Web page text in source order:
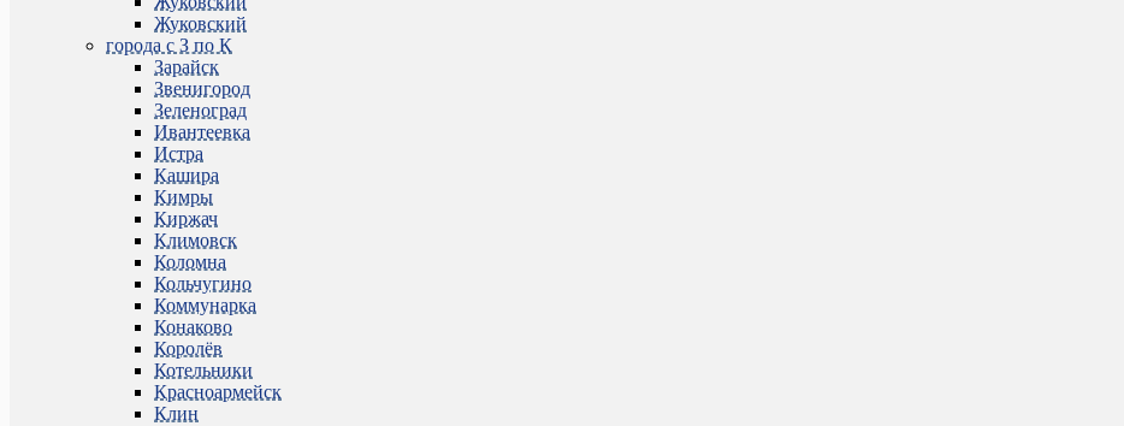
Жуковский
города с З по К
Зарайск
Звенигород
Зеленоград
Ивантеевка
Истра
Кашира
Кимры
Киржач
Климовск
Коломна
Кольчугино
Коммунарка
Конаково
Королёв
Котельники
Красноармейск
Клин